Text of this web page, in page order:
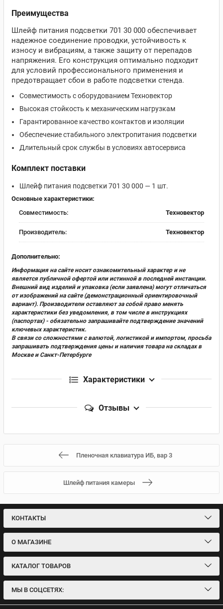
Преимущества
Шлейф питания подсветки 701 30 000 обеспечивает
надежное соединение проводки, устойчивость к
износу и вибрациям, а также защиту от перепадов
напряжения. Его конструкция оптимально подходит
для условий профессионального применения и
предотвращает сбои в работе подсветки стенда.
Совместимость с оборудованием Техновектор
Высокая стойкость к механическим нагрузкам
Гарантированное качество контактов и изоляции
Обеспечение стабильного электропитания подсветки
Длительный срок службы в условиях автосервиса
Комплект поставки
Шлейф питания подсветки 701 30 000 — 1 шт.
Основные характеристики:
Совместимость:
Техновектор
Производитель: Техновектор
Дополнительно:
Информация на сайте носит ознакомительный характер и не
является публичной офертой или истинной в последней инстанции.
Внешний вид изделий и упаковка (если заявлена) могут отличаться
от изображений на сайте (демонстрационный ориентировочный
вариант). Производители оставляют за собой право менять
характеристики без уведомления, в том числе в инструкциях
(паспортах) - обязательно запрашивайте подтверждение значений
ключевых характеристик.
В связи со сложностями с валютой, логистикой и импортом, просьба
запрашивать подтверждения цены и наличия товара на складах в
Москве и Санкт-Петербурге
Характеристики
Отзывы
Пленочная клавиатура ИБ, вар 3
Шлейф питания камеры
КОНТАКТЫ
О МАГАЗИНЕ
КАТАЛОГ ТОВАРОВ
МЫ В СОЦСЕТЯХ: